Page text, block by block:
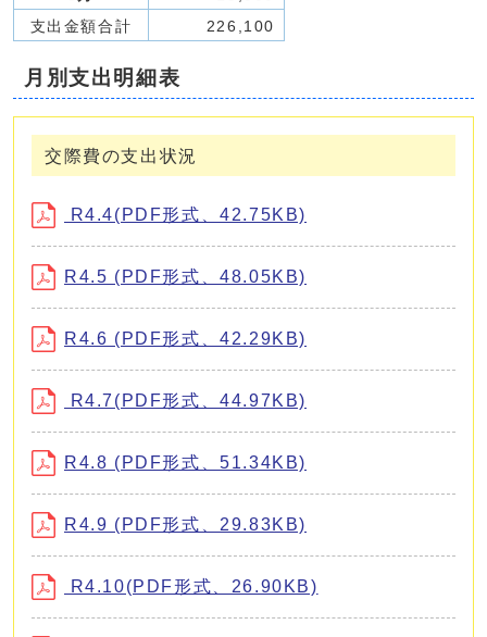
支出金額合計
226,100
月別支出明細表
交際費の支出状況
R4.4(PDF形式、42.75KB)
R4.5 (PDF形式、48.05KB)
R4.6 (PDF形式、42.29KB)
R4.7(PDF形式、44.97KB)
R4.8 (PDF形式、51.34KB)
R4.9 (PDF形式、29.83KB)
R4.10(PDF形式、26.90KB)